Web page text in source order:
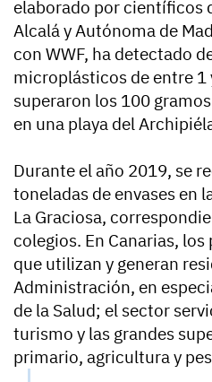
elaborado por científicos
Alcalá y Autónoma de
con WWF, ha detectado
microplásticos de entre
superaron los 100
en una playa del
Durante el año 2019, se
toneladas de envases en
La Graciosa,
colegios. En Canarias,
que utilizan y generan
Administración, en
de la Salud; el sector
turismo y las grandes
primario, agricultura y